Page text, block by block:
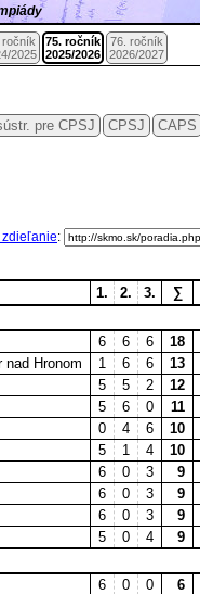
ročník
2025
75. ročník
2025/2026
76. ročník
2026/2027
pre CPSJ CPSJ CAPS
:
1. 2. 3. ∑
6 6 6 18
Hronom 1 6 6 13
5 5 2 12
5 6 0 11
0 4 6 10
5 1 4 10
6 0 3 9
6 0 3 9
6 0 3 9
5 0 4 9
6 0 0 6